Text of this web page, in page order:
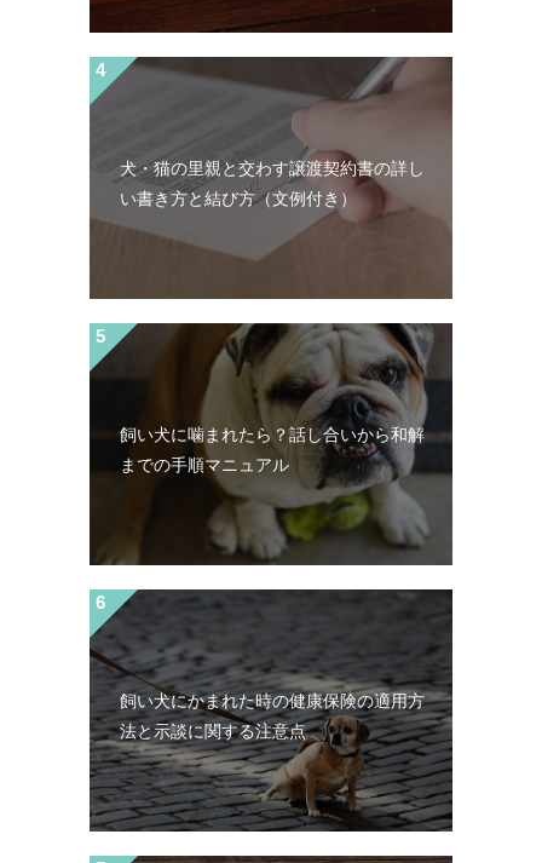
犬・猫の里親と交わす譲渡契約書の詳し
い書き方と結び方（文例付き）
飼い犬に噛まれたら？話し合いから和解
までの手順マニュアル
飼い犬にかまれた時の健康保険の適用方
法と示談に関する注意点